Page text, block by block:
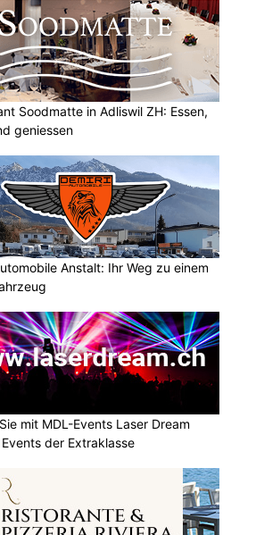
Soodmatte in Adliswil ZH: Essen,
geniessen
Anstalt: Ihr Weg zu einem
mit MDL-Events Laser Dream
der Extraklasse